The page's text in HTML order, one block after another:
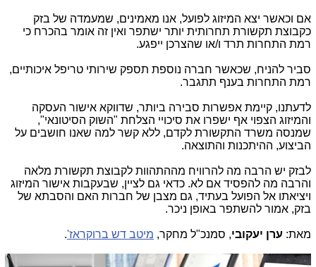
אם וכאשר יצא המיזוג לפועל, אנו מאמינים, שמעמדה של בזק
כקבוצת תקשורת תחרותית יותר ישתפר ואין זה אומר בהכרח כי
רמת התחרות תרד ו/או שהצרכן ייפגע.
סביר להניח, שכאשר חברה נוספת תספק שירותי טריפל איכותיים,
רמת התחרות בענף תתגבר.
לדעתנו, קיימת אפשרות סבירה ביותר, שדווקא אישור העסקה
והמיזוג הצפוי אף ישפרו את סיכויי הצלחת "השוק הסיטונאי",
שמנסה משרד התקשורת לקדם, ללא קשר למה שאנו חושבים על
הביצוע, ההיתכנות והתוצאה.
לבזק יש הרבה מה להרוויח מההתהוות לקבוצת תקשורת מלאה
והרבה מה להפסיד אם לא. כדאי גם לציין, שבעקבות אישור המיזוג
ויציאתו אל הפועל בעתיד, גם מצבן של חברות האם והסבתא של
בזק, אמור להשתפר באופן ניכר.
מאת: ערן יעקובי, סמנכ"ל מחקר, מיטב דש ברוקראז'.